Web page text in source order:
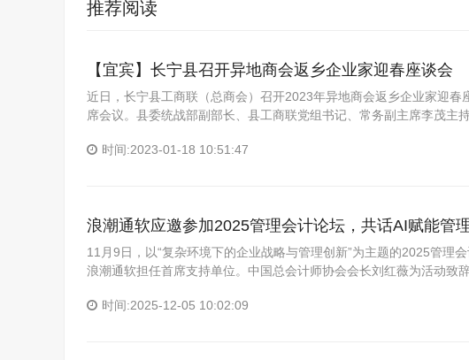
推荐阅读
【宜宾】长宁县召开异地商会返乡企业家迎春座谈会
近日，长宁县工商联（总商会）召开2023年异地商会返乡企业家迎
席会议。县委统战部副部长、县工商联党组书记、常务副主席李茂
时间:2023-01-18 10:51:47
浪潮通软应邀参加2025管理会计论坛，共话AI赋能管
11月9日，以“复杂环境下的企业战略与管理创新”为主题的2025管理
浪潮通软担任首席支持单位。中国总会计师协会会长刘红薇为活动
时间:2025-12-05 10:02:09